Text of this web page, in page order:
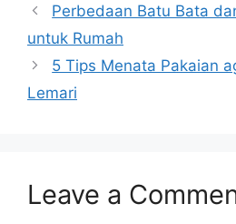
Perbedaan Batu Bata
untuk Rumah
5 Tips Menata Pakaian
Lemari
Leave a